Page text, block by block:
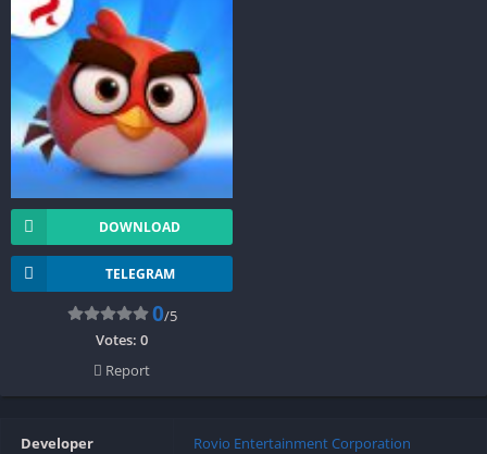
DOWNLOAD
TELEGRAM
0/5
Votes: 0
Report
Developer Rovio Entertainment Corporation